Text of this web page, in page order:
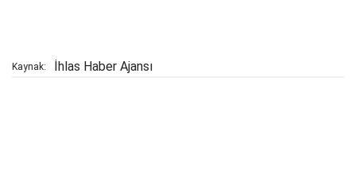
Kaynak: İhlas Haber Ajansı